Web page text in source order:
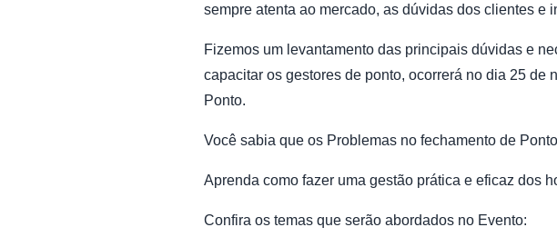
sempre atenta ao mercado, as dúvidas dos clientes
Fizemos um levantamento das principais dúvidas e
capacitar os gestores de ponto, ocorrerá no dia 25
Ponto.
Você sabia que os Problemas no fechamento de
Aprenda como fazer uma gestão prática e eficaz dos
Confira os temas que serão abordados no Evento: